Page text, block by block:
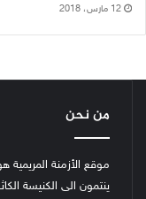
12 مارس، 2018
من نحن
موقع الأزمنة
ينتمون الى الكنيسة